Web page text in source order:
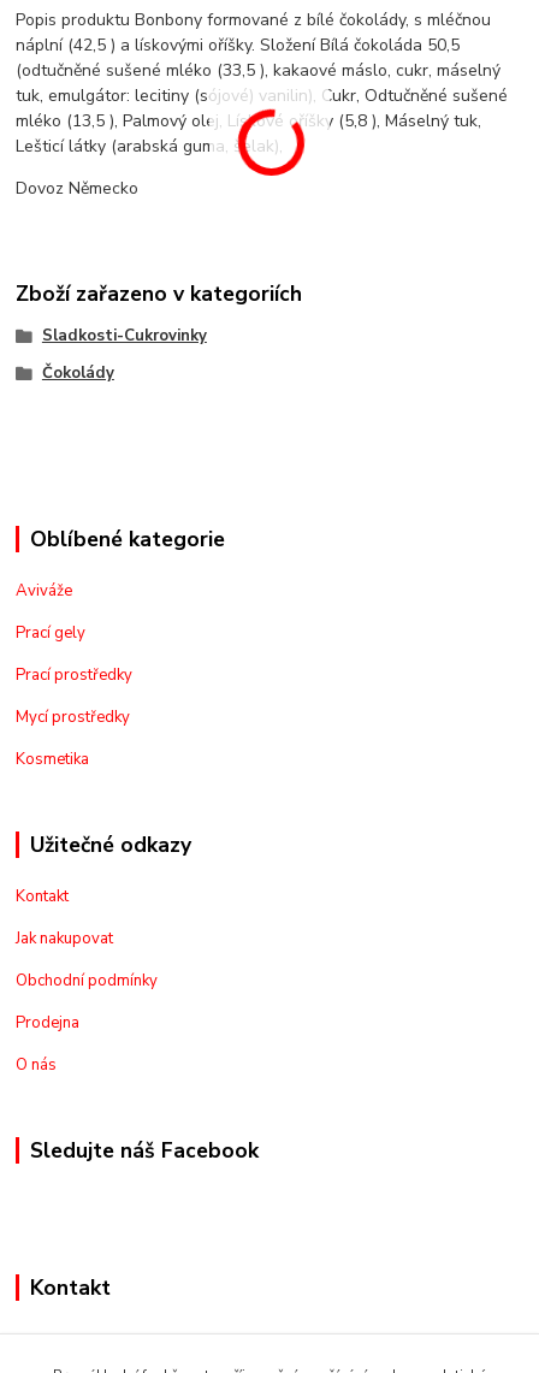
Popis produktu Bonbony formované z bílé čokolády, s mléčnou
náplní (42,5 ) a lískovými oříšky. Složení Bílá čokoláda 50,5
(odtučněné sušené mléko (33,5 ), kakaové máslo, cukr, máselný
tuk, emulgátor: lecitiny (sójové) vanilin), Cukr, Odtučněné sušené
mléko (13,5 ), Palmový olej, Lískové oříšky (5,8 ), Máselný tuk,
Lešticí látky (arabská guma, šelak),
Dovoz Německo
Zboží zařazeno v kategoriích
Sladkosti-Cukrovinky
Čokolády
Oblíbené kategorie
Aviváže
Prací gely
Prací prostředky
Mycí prostředky
Kosmetika
Užitečné odkazy
Kontakt
Jak nakupovat
Obchodní podmínky
Prodejna
O nás
Sledujte náš Facebook
Kontakt
+420775973462